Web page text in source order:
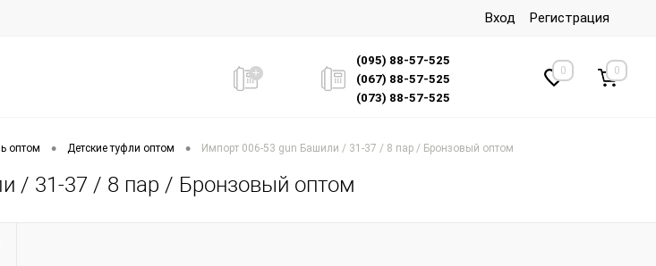
Вход Регистрация
(095) 88-57-525
(067) 88-57-525
(073) 88-57-525
0 0
оптом • Детские туфли оптом • Импорт 006-53 gun Башили / 31-37 / 8 пар / Бронзовый оптом
/ 31-37 / 8 пар / Бронзовый оптом